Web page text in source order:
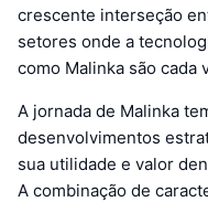
crescente interseção
setores onde a
como Malinka são cada
A jornada de Malinka
desenvolvimentos
sua utilidade e valor
A combinação de